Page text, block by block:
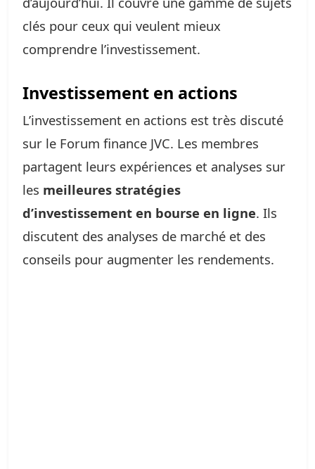
clés pour ceux qui veulent mieux
comprendre l’investissement.
Investissement en actions
L’investissement en actions est très discuté
sur le Forum finance JVC. Les membres
partagent leurs expériences et analyses sur
les meilleures stratégies
d’investissement en bourse en ligne. Ils
discutent des analyses de marché et des
conseils pour augmenter les rendements.